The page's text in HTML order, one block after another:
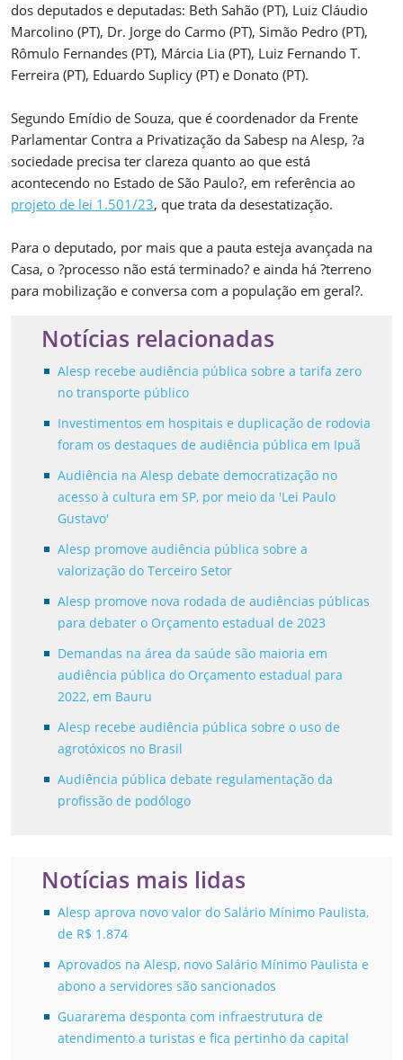
dos deputados e deputadas: Beth Sahão (PT), Luiz Cláudio
Marcolino (PT), Dr. Jorge do Carmo (PT), Simão Pedro (PT),
Rômulo Fernandes (PT), Márcia Lia (PT), Luiz Fernando T.
Ferreira (PT), Eduardo Suplicy (PT) e Donato (PT).
Segundo Emídio de Souza, que é coordenador da Frente
Parlamentar Contra a Privatização da Sabesp na Alesp, ?a
sociedade precisa ter clareza quanto ao que está
acontecendo no Estado de São Paulo?, em referência ao
projeto de lei 1.501/23, que trata da desestatização.
Para o deputado, por mais que a pauta esteja avançada na
Casa, o ?processo não está terminado? e ainda há ?terreno
para mobilização e conversa com a população em geral?.
Notícias relacionadas
Alesp recebe audiência pública sobre a tarifa zero
no transporte público
Investimentos em hospitais e duplicação de rodovia
foram os destaques de audiência pública em Ipuã
Audiência na Alesp debate democratização no
acesso à cultura em SP, por meio da 'Lei Paulo
Gustavo'
Alesp promove audiência pública sobre a
valorização do Terceiro Setor
Alesp promove nova rodada de audiências públicas
para debater o Orçamento estadual de 2023
Demandas na área da saúde são maioria em
audiência pública do Orçamento estadual para
2022, em Bauru
Alesp recebe audiência pública sobre o uso de
agrotóxicos no Brasil
Audiência pública debate regulamentação da
profissão de podólogo
Notícias mais lidas
Alesp aprova novo valor do Salário Mínimo Paulista,
de R$ 1.874
Aprovados na Alesp, novo Salário Mínimo Paulista e
abono a servidores são sancionados
Guararema desponta com infraestrutura de
atendimento a turistas e fica pertinho da capital